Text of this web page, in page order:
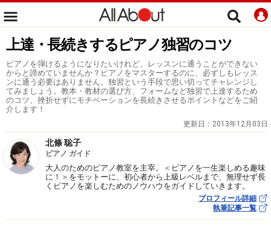
上達・長続きするピアノ独習のコツ
ピアノを弾けるようになりたいけれど、レッスンに通うことができない
からと諦めていませんか？ピアノをマスターするのに、必ずしもレッス
ンに通う必要はありません。独習という手段で思い切ってチャレンジし
てみましょう。教本・教材の選び方、フォームなど独習で上達するため
のコツ、挫折せずにモチベーションを長続きさせるポイントなどをご紹
介します！
更新日： 2013年12月03日
北條 聡子
ピアノ ガイド
大人のためのピアノ教室を主宰。＜ピアノを一生楽しめる趣味
に！＞をモットーに、初心者から上級レベルまで、無理せず長
くピアノを楽しむためのノウハウをガイドしていきます。
プロフィール詳細
執筆記事一覧